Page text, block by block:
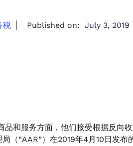
税 Published on: July 3, 2019
品和服务方面，他们接受根据反向
（“AAR”）在2019年4月10日发